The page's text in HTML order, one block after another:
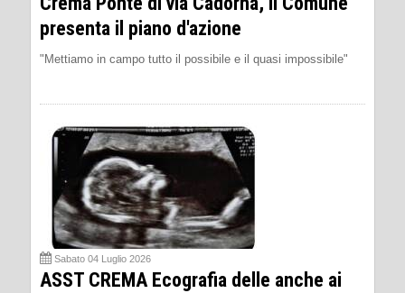
presenta il piano d'azione
"Mettiamo in campo tutto il possibile e il quasi impossibile"
Sabato 04 Luglio 2026
ASST CREMA Ecografia delle anche ai